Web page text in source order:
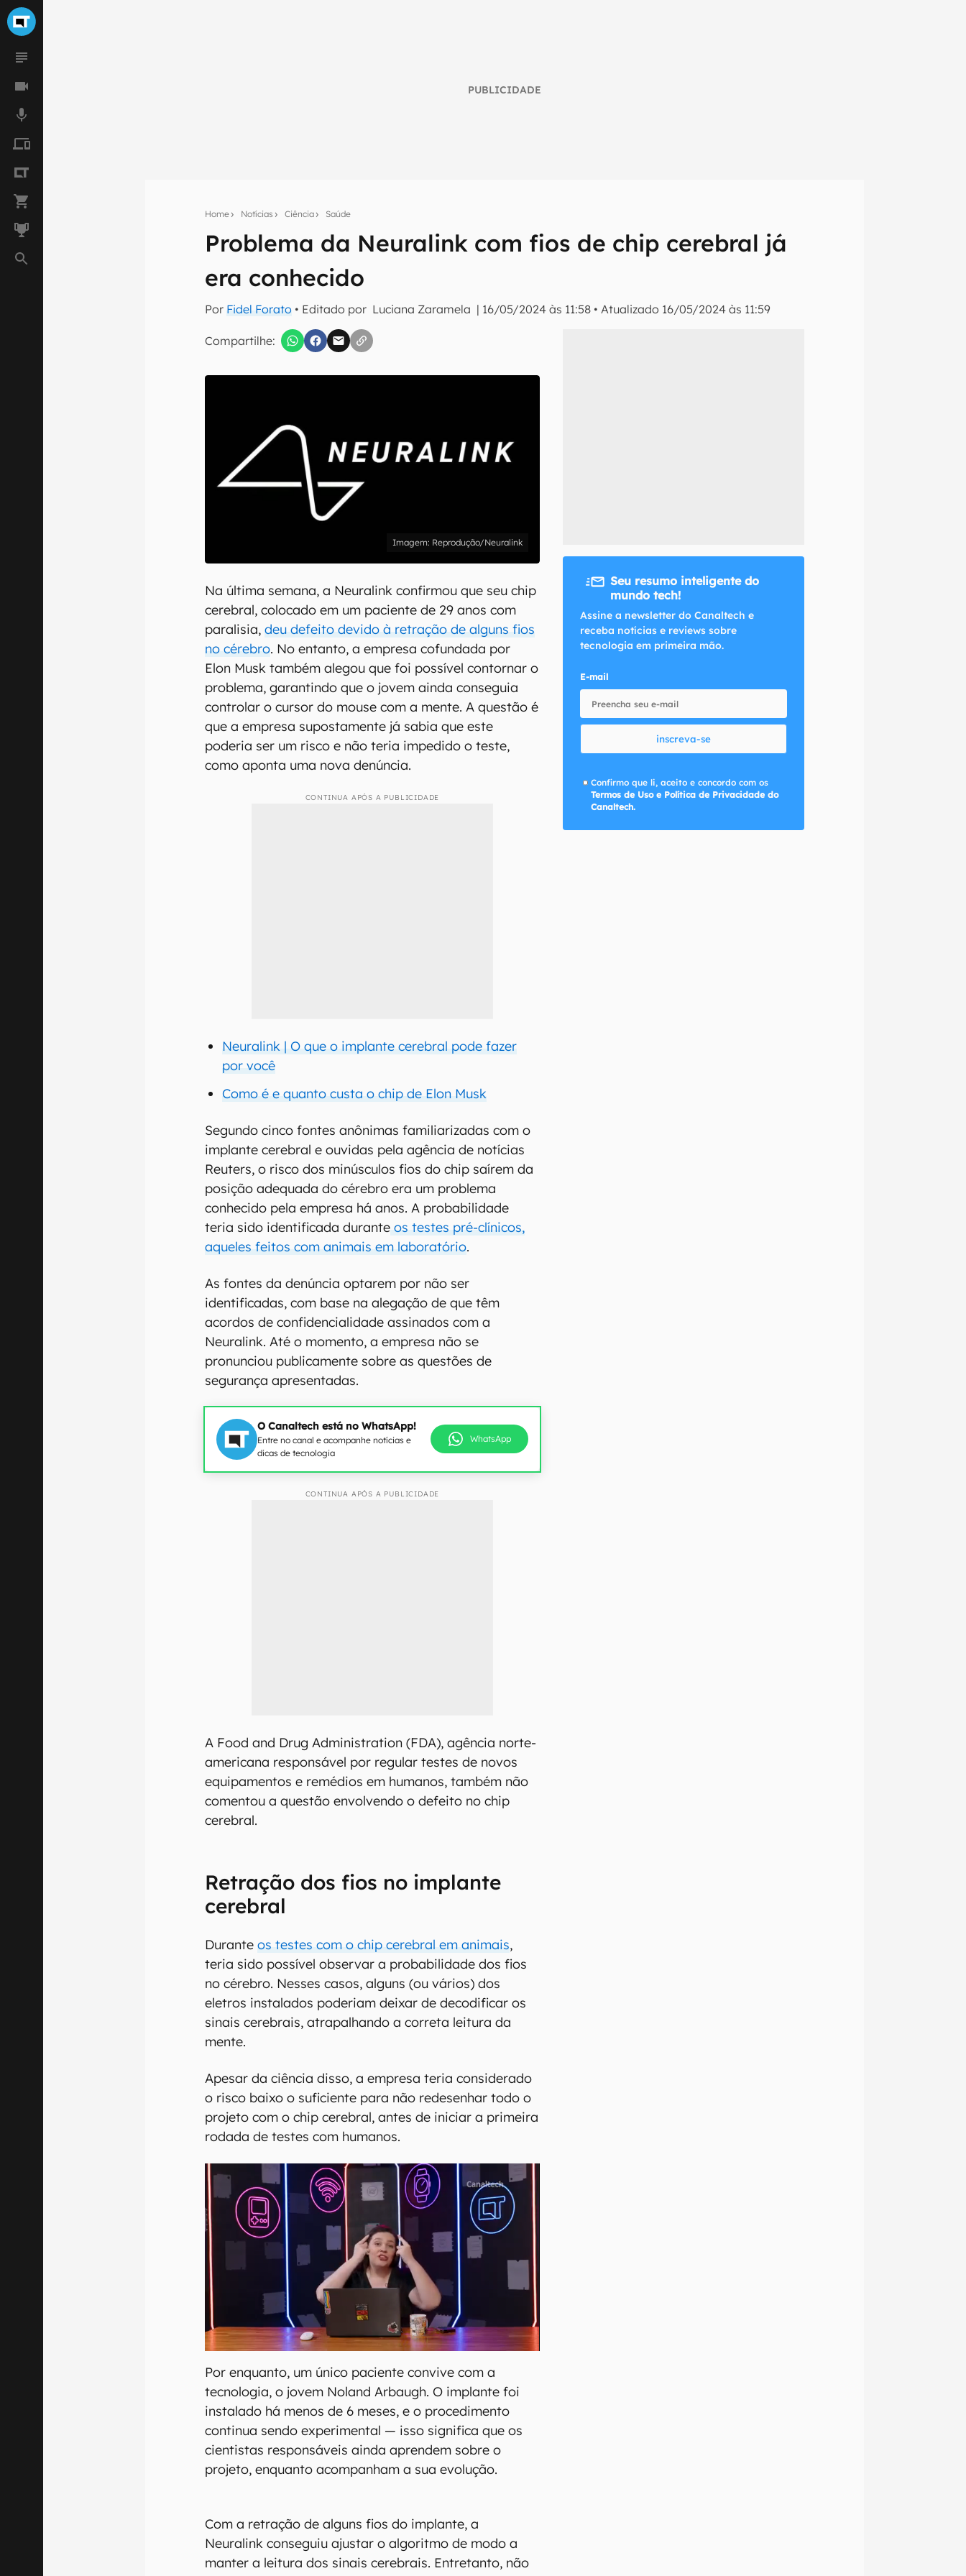
PUBLICIDADE
Home Notícias Ciência Saúde
Problema da Neuralink com fios de chip cerebral já
era conhecido
Por Fidel Forato • Editado por Luciana Zaramela | 16/05/2024 às 11:58 •Atualizado 16/05/2024 às 11:59
Compartilhe:
Assine a newsletter do Canaltech e receba notícias e reviews sobre tecnologia em primeira
Confirmo que li, aceito e concordo com os
Reprodução/Neuralink
Na última semana, a Neuralink confirmou que seu chip
cerebral, colocado em um paciente de 29 anos com
paralisia,deu defeito devido à retração de alguns fios
no cérebro. No entanto, a empresa cofundada por
Elon Musk também alegou que foi possível contornar o
problema, garantindo que o jovem ainda conseguia
controlar o cursor do mouse com a mente. A questão é
que a empresa supostamente já sabia que este
poderia ser um risco e não teria impedido o teste,
como aponta uma nova denúncia.
CONTINUA APÓS A PUBLICIDADE
Neuralink | O que o implante cerebral pode fazer
por você
Como é e quanto custa o chip de Elon Musk
Segundo cinco fontes anônimas familiarizadas com o
implante cerebral e ouvidas pela agência de notícias
Reuters, o risco dos minúsculos fios do chip saírem da
posição adequada do cérebro era um problema
conhecido pela empresa há anos. A probabilidade
teria sido identificada durante os testes pré-clínicos,
aqueles feitos com animais em laboratório.
As fontes da denúncia optarem por não ser
identificadas, com base na alegação de que têm
acordos de confidencialidade assinados com a
Neuralink. Até o momento, a empresa não se
pronunciou publicamente sobre as questões de
segurança apresentadas.
O Canaltech está no WhatsApp!
Entre no canal e acompanhe notícias e
dicas de tecnologia
WhatsApp
CONTINUA APÓS A PUBLICIDADE
A Food and Drug Administration (FDA), agência norte-
americana responsável por regular testes de novos
equipamentos e remédios em humanos, também não
comentou a questão envolvendo o defeito no chip
cerebral.
Retração dos fios no implante
cerebral
Duranteos testes com o chip cerebral em animais,
teria sido possível observar a probabilidade dos fios
no cérebro. Nesses casos, alguns (ou vários) dos
eletros instalados poderiam deixar de decodificar os
sinais cerebrais, atrapalhando a correta leitura da
mente.
Apesar da ciência disso, a empresa teria considerado
o risco baixo o suficiente para não redesenhar todo o
projeto com o chip cerebral, antes de iniciar a primeira
rodada de testes com humanos.
Por enquanto, um único paciente convive com a
tecnologia, o jovem Noland Arbaugh. O implante foi
instalado há menos de 6 meses, e o procedimento
continua sendo experimental — isso significa que os
cientistas responsáveis ainda aprendem sobre o
projeto, enquanto acompanham a sua evolução.
Com a retração de alguns fios do implante, a
Neuralink conseguiu ajustar o algoritmo de modo a
manter a leitura dos sinais cerebrais. Entretanto, não
Seu resumo inteligente do
mundo tech!
Assine a newsletter do Canaltech e
receba notícias e reviews sobre
tecnologia em primeira mão.
E-mail
inscreva-se
Confirmo que li, aceito e concordo com os
Termos de Uso e Política de Privacidade do
Canaltech.